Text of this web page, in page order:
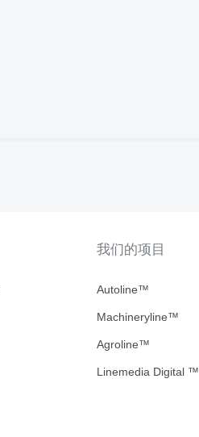
我们的项目
Autoline™
Machineryline™
Agroline™
Linemedia Digital ™